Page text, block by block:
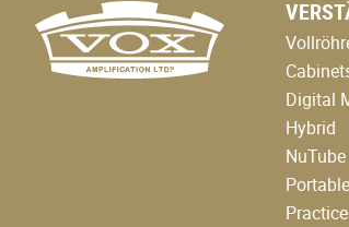
logo
link
to
home
page
Digital
Hybrid
NuTube
Portable
Practice